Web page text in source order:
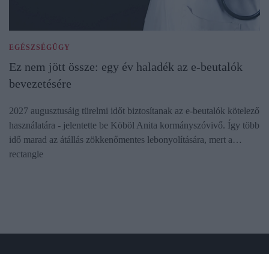
EGÉSZSÉGÜGY
Ez nem jött össze: egy év haladék az e-beutalók
bevezetésére
2027 augusztusáig türelmi időt biztosítanak az e-beutalók kötelező
használatára - jelentette be Köböl Anita kormányszóvivő. Így több
idő marad az átállás zökkenőmentes lebonyolítására, mert a…
rectangle